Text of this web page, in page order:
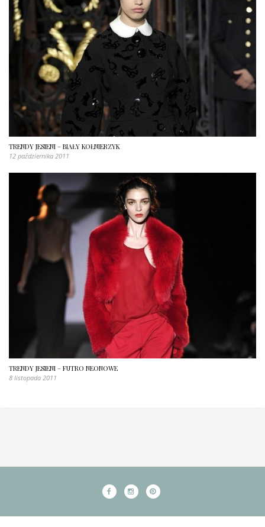
TRENDY JESIENI – BIAŁY KOŁNIERZYK
12 października 2011
TRENDY JESIENI – FUTRO NEONOWE
8 listopada 2011